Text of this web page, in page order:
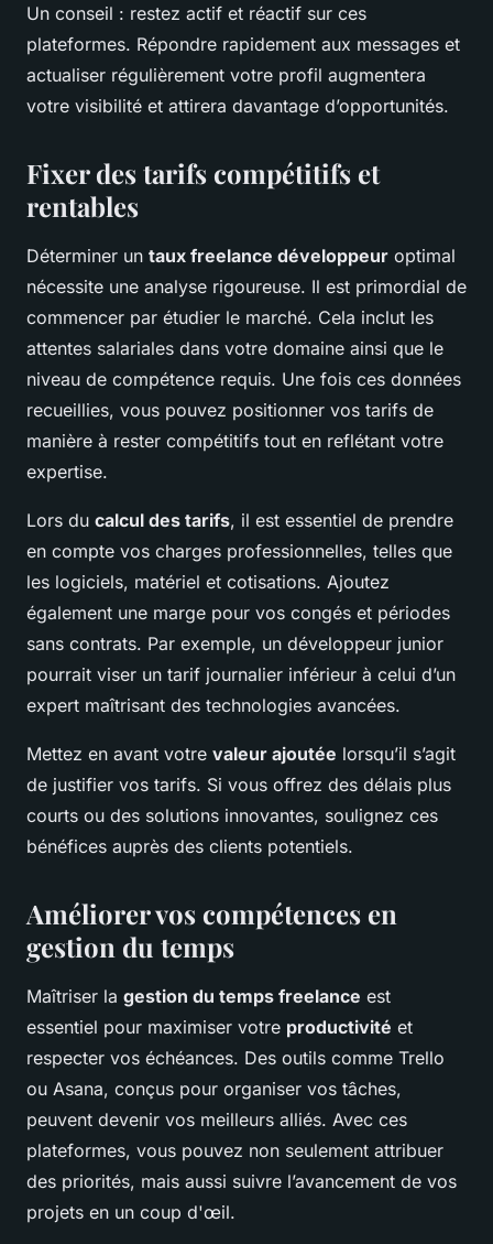
Un conseil : restez actif et réactif sur ces
plateformes. Répondre rapidement aux messages et
actualiser régulièrement votre profil augmentera
votre visibilité et attirera davantage d’opportunités.
Fixer des tarifs compétitifs et
rentables
Déterminer un taux freelance développeur optimal
nécessite une analyse rigoureuse. Il est primordial de
commencer par étudier le marché. Cela inclut les
attentes salariales dans votre domaine ainsi que le
niveau de compétence requis. Une fois ces données
recueillies, vous pouvez positionner vos tarifs de
manière à rester compétitifs tout en reflétant votre
expertise.
Lors du calcul des tarifs, il est essentiel de prendre
en compte vos charges professionnelles, telles que
les logiciels, matériel et cotisations. Ajoutez
également une marge pour vos congés et périodes
sans contrats. Par exemple, un développeur junior
pourrait viser un tarif journalier inférieur à celui d’un
expert maîtrisant des technologies avancées.
Mettez en avant votre valeur ajoutée lorsqu’il s’agit
de justifier vos tarifs. Si vous offrez des délais plus
courts ou des solutions innovantes, soulignez ces
bénéfices auprès des clients potentiels.
Améliorer vos compétences en
gestion du temps
Maîtriser la gestion du temps freelance est
essentiel pour maximiser votre productivité et
respecter vos échéances. Des outils comme Trello
ou Asana, conçus pour organiser vos tâches,
peuvent devenir vos meilleurs alliés. Avec ces
plateformes, vous pouvez non seulement attribuer
des priorités, mais aussi suivre l’avancement de vos
projets en un coup d'œil.